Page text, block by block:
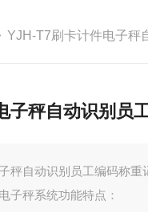
YJH-T7刷卡计件电子秤
子秤自动识别员
秤自动识别员工编码称重
子秤系统功能特点：